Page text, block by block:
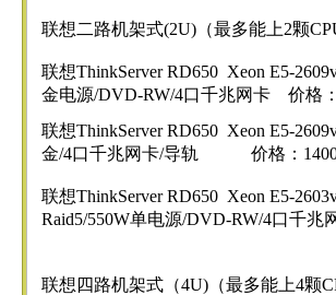
联想二路机架式(2U)（最多能上2颗
联想ThinkServer RD650 Xeon E5-
金电源/DVD-RW/4口千兆网卡 价格
联想ThinkServer RD650 Xeon E5-
金/4口千兆网卡/导轨 价格：
联想ThinkServer RD650 Xeon E5-
Raid5/550W单电源/DVD-RW/4口千兆
联想四路机架式（4U)（最多能上4颗